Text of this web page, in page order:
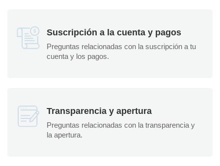
Suscripción a la cuenta y pagos
Preguntas relacionadas con la suscripción a tu
cuenta y los pagos.
Transparencia y apertura
Preguntas relacionadas con la transparencia y
la apertura.